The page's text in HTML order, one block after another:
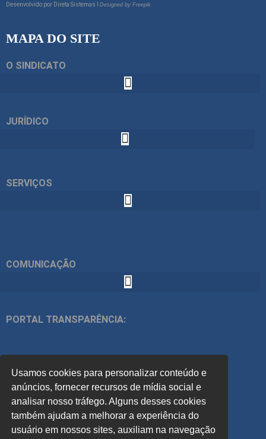
Desenvolvido por Direta Sistemas I Designed by Freepik
MAPA DO SITE
O SINDICATO
JURÍDICO
SERVIÇOS
COMUNICAÇÃO
PORTAL TRANSPARÊNCIA:
ACOMPANHE
PREVISÃO DO TEMPO:
Usamos cookies para personalizar conteúdo e
anúncios, fornecer recursos de mídia social e
analisar nosso tráfego. Alguns desses cookies
também ajudam a melhorar a experiência do
usuário em nossos sites, auxiliam na navegação